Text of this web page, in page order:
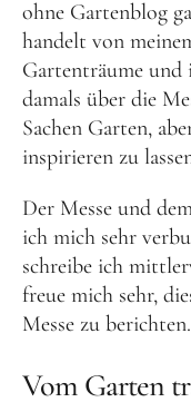
ohne Gartenblog
handelt von
Gartenträume und
damals über die
Sachen Garten,
inspirieren zu
Der Messe und
ich mich sehr
schreibe ich
freue mich sehr,
Messe zu berichten.
Vom Garten